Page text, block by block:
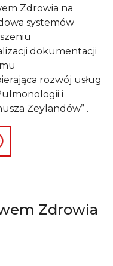
Zdrowia na
systemów
dokumentacji
rozwój usług
i
Zeylandów” .
Zdrowia